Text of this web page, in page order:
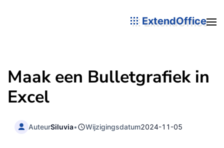
ExtendOffice
Maak een Bulletgrafiek in
Excel
AuteurSiluvia• Wijzigingsdatum2024-11-05